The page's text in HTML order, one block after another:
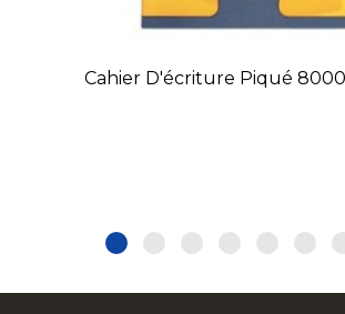
Cahier D'écriture Piqué 8000